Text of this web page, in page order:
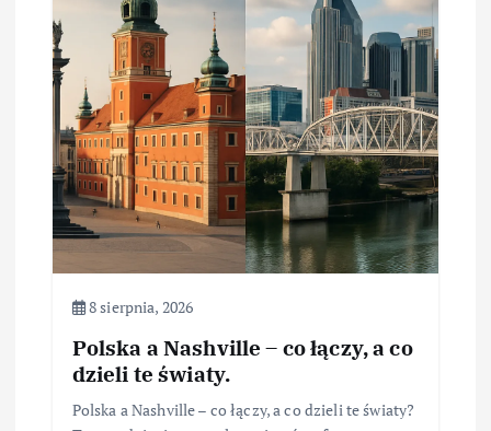
8 sierpnia, 2026
Polska a Nashville – co łączy, a co
dzieli te światy.
Polska a Nashville – co łączy, a co dzieli te światy?